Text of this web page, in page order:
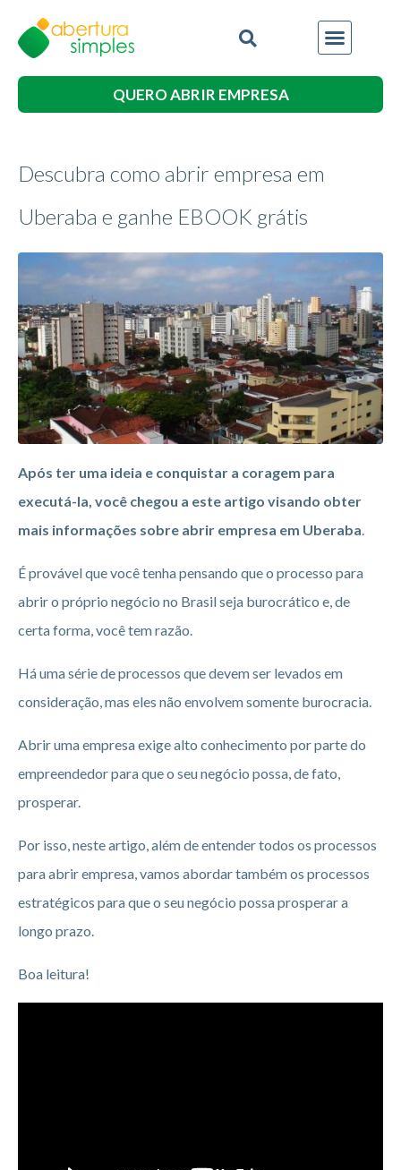
QUERO ABRIR EMPRESA
Descubra como abrir empresa em
Uberaba e ganhe EBOOK grátis
Após ter uma ideia e conquistar a coragem para
executá-la, você chegou a este artigo visando obter
mais informações sobre abrir empresa em Uberaba.
É provável que você tenha pensando que o processo para
abrir o próprio negócio no Brasil seja burocrático e, de
certa forma, você tem razão.
Há uma série de processos que devem ser levados em
consideração, mas eles não envolvem somente burocracia.
Abrir uma empresa exige alto conhecimento por parte do
empreendedor para que o seu negócio possa, de fato,
prosperar.
Por isso, neste artigo, além de entender todos os processos
para abrir empresa, vamos abordar também os processos
estratégicos para que o seu negócio possa prosperar a
longo prazo.
Boa leitura!